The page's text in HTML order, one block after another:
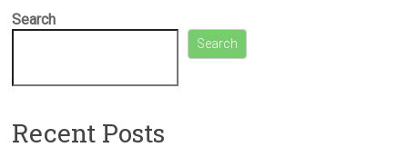
Search
Search
Recent Posts